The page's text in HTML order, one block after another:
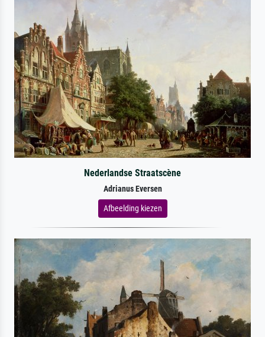
Nederlandse Straatscène
Adrianus Eversen
Afbeelding kiezen